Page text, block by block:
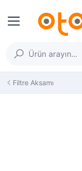
Filtre Aksamı